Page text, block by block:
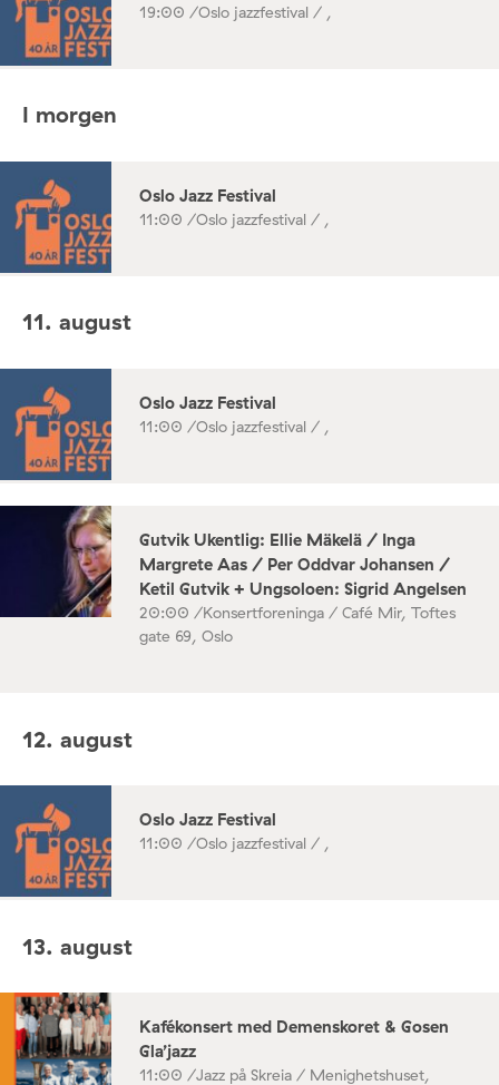
19:00 /Oslo jazzfestival / ,
I morgen
Oslo Jazz Festival
11:00 /Oslo jazzfestival / ,
11. august
Oslo Jazz Festival
11:00 /Oslo jazzfestival / ,
Gutvik Ukentlig: Ellie Mäkelä / Inga
Margrete Aas / Per Oddvar Johansen /
Ketil Gutvik + Ungsoloen: Sigrid Angelsen
20:00 /Konsertforeninga / Café Mir, Toftes
gate 69, Oslo
12. august
Oslo Jazz Festival
11:00 /Oslo jazzfestival / ,
13. august
Kafékonsert med Demenskoret & Gosen
Gla’jazz
11:00 /Jazz på Skreia / Menighetshuset,